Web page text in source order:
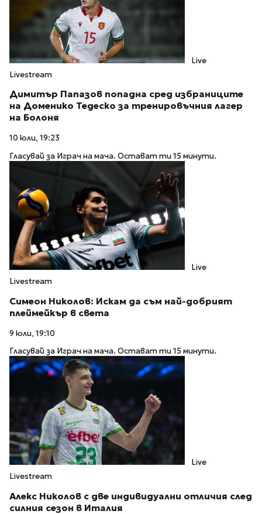
Live
Livestream
Димитър Папазов попадна сред избраниците
на Доменико Тедеско за тренировъчния лагер
на Болоня
10 юли, 19:23
Гласувай за Играч на мача. Остават ти 15 минути.
Live
Livestream
Симеон Николов: Искам да съм най-добрият
плеймейкър в света
9 юли, 19:10
Гласувай за Играч на мача. Остават ти 15 минути.
Live
Livestream
Алекс Николов с две индивидуални отличия след
силния сезон в Италия